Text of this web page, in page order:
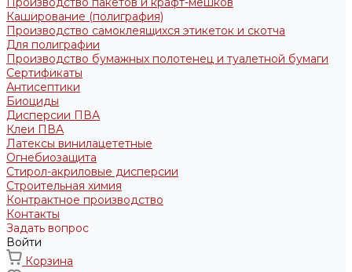
Каширование (полиграфия)
Производство самоклеящихся этикеток и скотча
Для полиграфии
Производство бумажных полотенец и туалетной бумаги
Сертификаты
Антисептики
Биоциды
Дисперсии ПВА
Клеи ПВА
Латексы винилацететные
Огнебиозащита
Стирол-акриловые дисперсии
Строительная химия
Контрактное производство
Контакты
Задать вопрос
Войти
Корзина